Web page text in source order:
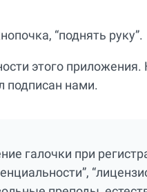
“поднять руку”.
этого приложения.
подписан нами.
галочки при